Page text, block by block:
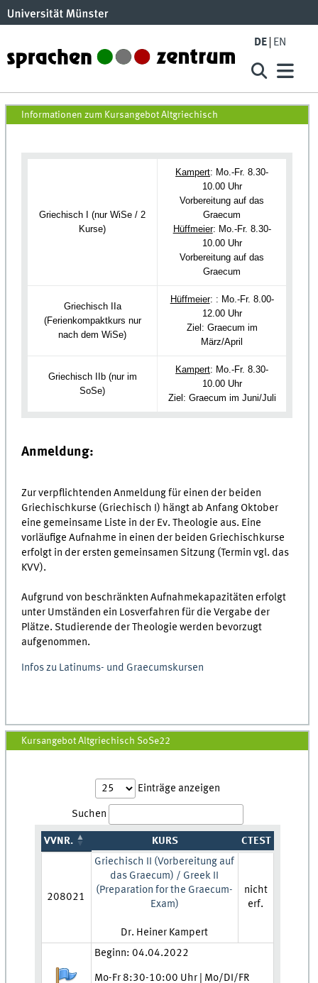
DE EN
Altgriechisch SoSe22
Informationen zum Kursangebot Altgriechisch
Griechisch I (nur WiSe / 2
Kurse)
Kampert: Mo.-Fr. 8.30-
10.00 Uhr
Vorbereitung auf das
Graecum
Hüffmeier: Mo.-Fr. 8.30-
10.00 Uhr
Vorbereitung auf das
Graecum
Griechisch IIa
(Ferienkompaktkurs nur
nach dem WiSe)
Hüffmeier: : Mo.-Fr. 8.00-
12.00 Uhr
Ziel: Graecum im
März/April
Griechisch IIb (nur im
SoSe)
Kampert: Mo.-Fr. 8.30-
10.00 Uhr
Ziel: Graecum im Juni/Juli
Anmeldung:
Zur verpflichtenden Anmeldung für einen der beiden
Griechischkurse (Griechisch I) hängt ab Anfang Oktober
eine gemeinsame Liste in der Ev. Theologie aus. Eine
vorläufige Aufnahme in einen der beiden Griechischkurse
erfolgt in der ersten gemeinsamen Sitzung (Termin vgl. das
KVV).
Aufgrund von beschränkten Aufnahmekapazitäten erfolgt
unter Umständen ein Losverfahren für die Vergabe der
Plätze. Studierende der Theologie werden bevorzugt
aufgenommen.
Infos zu Latinums- und Graecumskursen
Kursangebot Altgriechisch SoSe22
Einträge anzeigen
Suchen
VVNR. KURS CTEST
208021
Griechisch II (Vorbereitung auf
das Graecum) / Greek II
(Preparation for the Graecum-
Exam)
Lehrkraft:
Dr. Heiner Kampert
nicht
erf.
Anmeldestatus:
Zeit und Ort:
Beginn: 04.04.2022
Mo-Fr 8:30-10:00 Uhr | Mo/DI/FR